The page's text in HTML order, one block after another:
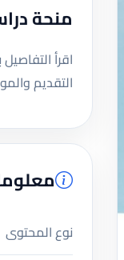
منحة
اقرأ
التقديم
نوع المحتوى